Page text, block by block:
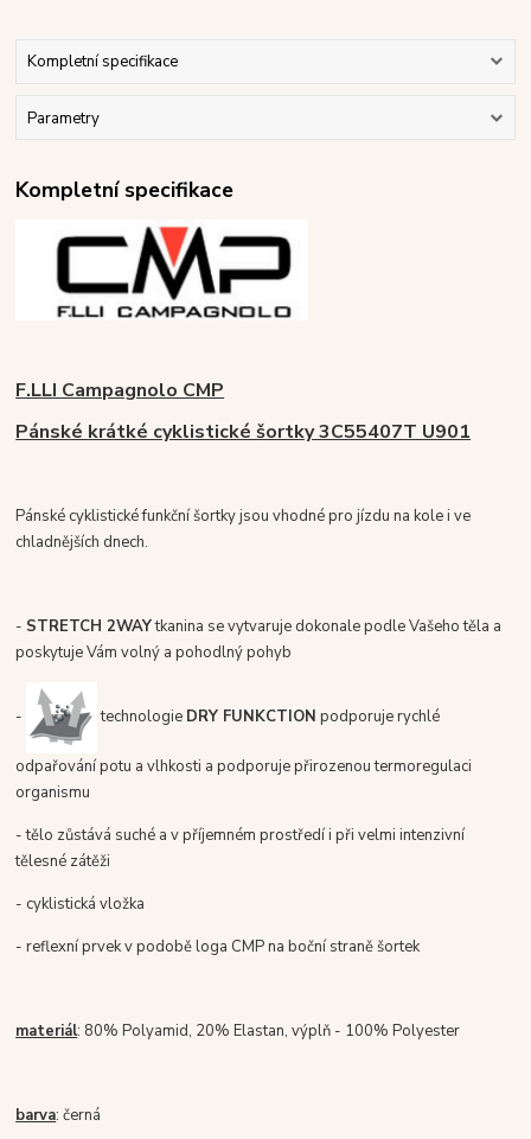
Kompletní specifikace
Parametry
Kompletní specifikace
F.LLI Campagnolo CMP
Pánské krátké cyklistické šortky 3C55407T U901
Pánské cyklistické funkční šortky jsou vhodné pro jízdu na kole i ve
chladnějších dnech.
- STRETCH 2WAYtkanina se vytvaruje dokonale podle Vašeho těla a
poskytuje Vám volný a pohodlný pohyb
- technologie DRY FUNKCTION podporuje rychlé
odpařování potu a vlhkosti a podporuje přirozenou termoregulaci
organismu
- tělo zůstává suché a v příjemném prostředí i při velmi intenzivní
tělesné zátěži
- cyklistická vložka
- reflexní prvek v podobě loga CMP na boční straně šortek
materiál: 80% Polyamid, 20% Elastan, výplň - 100% Polyester
barva: černá